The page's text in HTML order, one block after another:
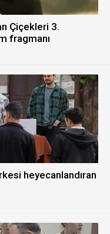
Çiçekleri 3.
fragmanı
heyecanlandıran